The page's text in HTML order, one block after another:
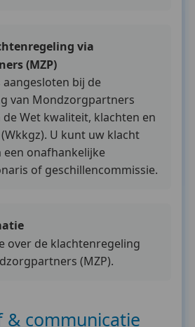
via
(MZP)
bij de
van Mondzorgpartners
Wet kwaliteit, klachten en
U kunt uw klacht
onafhankelijke
of geschillencommissie.
over de klachtenregeling
(MZP).
& communicatie